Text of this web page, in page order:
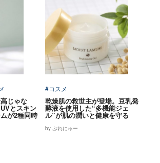
じゃな
とスキン
が2種同時
#コスメ
乾燥肌の救世主が登場。豆乳発
酵液を使用した“多機能ジェ
ル”が肌の潤いと健康を守る
by ぷれにゅー